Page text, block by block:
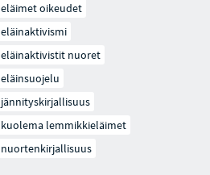
eläimet oikeudet
eläinaktivismi
eläinaktivistit nuoret
eläinsuojelu
jännityskirjallisuus
kuolema lemmikkieläimet
nuortenkirjallisuus